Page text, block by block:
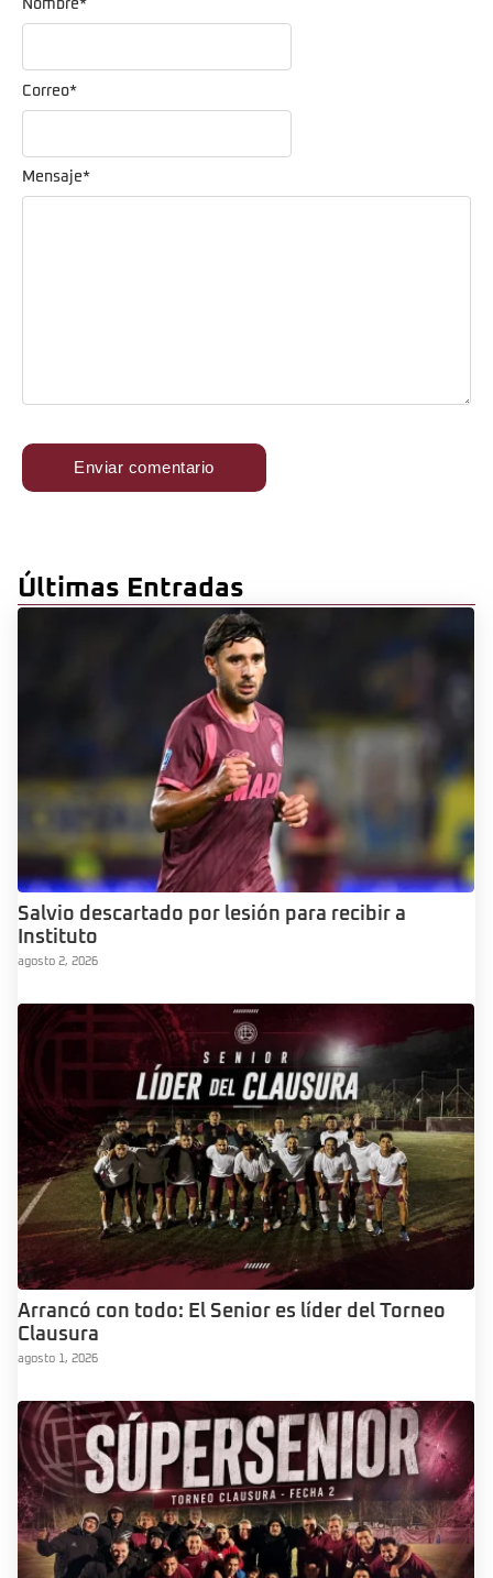
Mensaje*
Nombre*
Correo*
Últimas Entradas
Salvio descartado por lesión para recibir a
Instituto
agosto 2, 2026
Arrancó con todo: El Senior es líder del Torneo
Clausura
agosto 1, 2026